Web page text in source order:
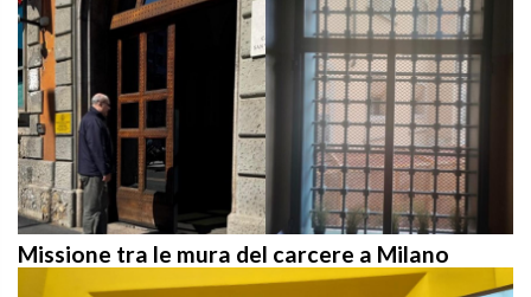
Missione tra le mura del carcere a Milano